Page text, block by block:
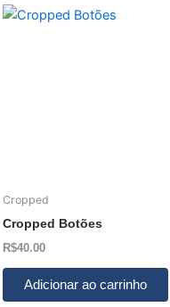
Cropped
Cropped Botões
R$40.00
Adicionar ao carrinho